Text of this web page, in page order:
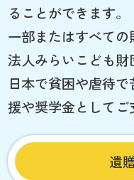
ることができます。
一部またはすべて
法人みらいこども財
日本で貧困や虐待
援や奨学金としてご
遺